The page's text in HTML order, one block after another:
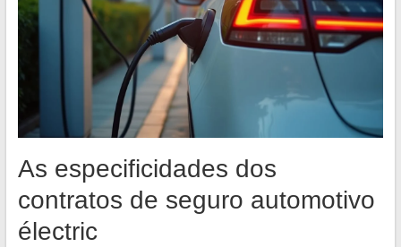
As especificidades dos
contratos de seguro automotivo
électric